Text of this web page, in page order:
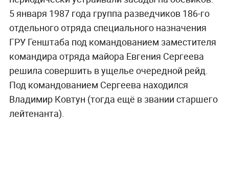
5 января 1987 года группа разведчиков 186-го
отдельного отряда специального назначения
ГРУ Генштаба под командованием заместителя
командира отряда майора Евгения Сергеева
решила совершить в ущелье очередной рейд.
Под командованием Сергеева находился
Владимир Ковтун (тогда ещё в звании старшего
лейтенанта).